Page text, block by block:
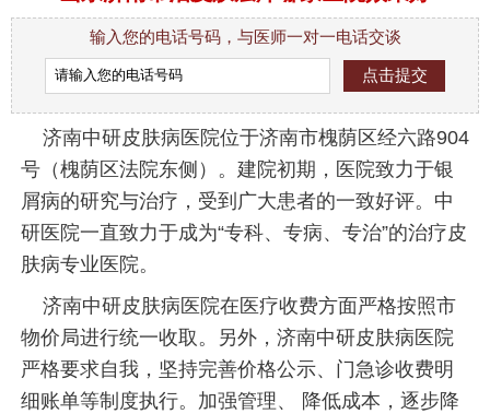
输入您的电话号码，与医师一对一电话交谈
济南中研皮肤病医院位于济南市槐荫区经六路904
号（槐荫区法院东侧）。建院初期，医院致力于银
屑病的研究与治疗，受到广大患者的一致好评。中
研医院一直致力于成为“专科、专病、专治”的治疗皮
肤病专业医院。
济南中研皮肤病医院在医疗收费方面严格按照市
物价局进行统一收取。另外，济南中研皮肤病医院
严格要求自我，坚持完善价格公示、门急诊收费明
细账单等制度执行。加强管理、 降低成本，逐步降